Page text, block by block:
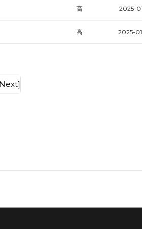
高 2025-
高 2025-